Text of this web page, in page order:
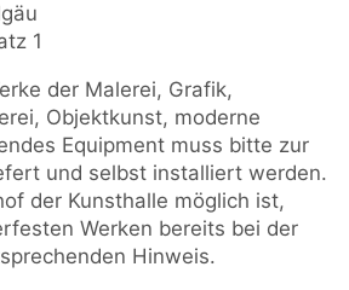
1
der Malerei, Grafik,
Objektkunst, moderne
Equipment muss bitte zur
und selbst installiert werden.
der Kunsthalle möglich ist,
Werken bereits bei der
Hinweis.